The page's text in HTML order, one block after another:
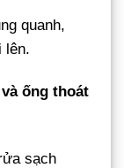
quanh,
lên.
ống thoát
sạch